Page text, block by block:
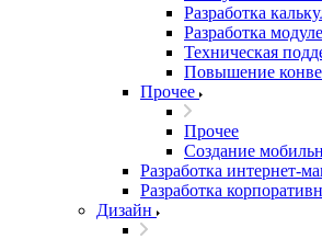
Разработка
Разработка
Техническая
Повышение
Прочее
Прочее
Создание
Разработка интернет-
Разработка
Дизайн